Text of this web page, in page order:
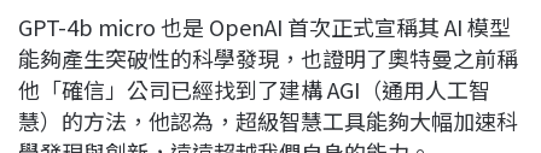
GPT-4b micro 也是 OpenAI 首次正式宣稱其 AI 模型
能夠產生突破性的科學發現，也證明了奧特曼之前稱
他「確信」公司已經找到了建構 AGI（通用人工智
慧）的方法，他認為，超級智慧工具能夠大幅加速科